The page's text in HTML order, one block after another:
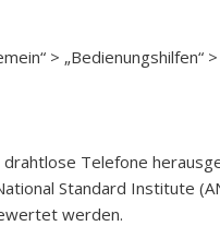
> „Bedienungshilfen“
Telefone
Standard Institute
werden.